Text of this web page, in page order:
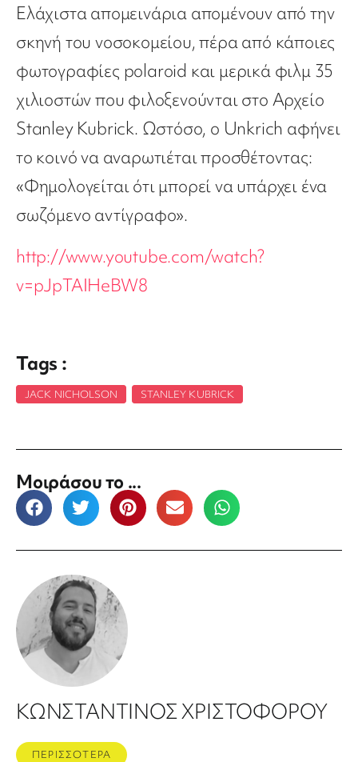
Ελάχιστα απομεινάρια απομένουν από την
σκηνή του νοσοκομείου, πέρα από κάποιες
φωτογραφίες polaroid και μερικά φιλμ 35
χιλιοστών που φιλοξενούνται στο Αρχείο
Stanley Kubrick. Ωστόσο, ο Unkrich αφήνει
το κοινό να αναρωτιέται προσθέτοντας:
«Φημολογείται ότι μπορεί να υπάρχει ένα
σωζόμενο αντίγραφο».
http://www.youtube.com/watch?
v=pJpTAIHeBW8
Tags :
JACK NICHOLSON STANLEY KUBRICK
Μοιράσου το ...
ΚΩΝΣΤΑΝΤΙΝΟΣ ΧΡΙΣΤΟΦΟΡΟΥ
ΠΕΡΙΣΣΟΤΕΡΑ